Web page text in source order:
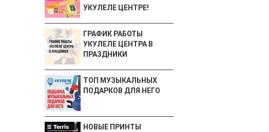
УКУЛЕЛЕ ЦЕНТРЕ!
ГРАФИК РАБОТЫ
УКУЛЕЛЕ ЦЕНТРА В
ПРАЗДНИКИ
ТОП МУЗЫКАЛЬНЫХ
ПОДАРКОВ ДЛЯ НЕГО
НОВЫЕ ПРИНТЫ